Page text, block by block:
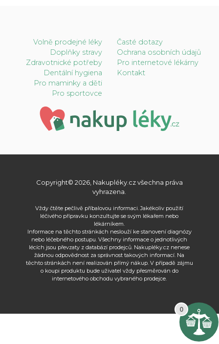
Volně prodejné léky
Doplňky stravy
Zdravotnické potřeby
Dentální hygiena
Pro maminky a děti
Pro sportovce
Časté dotazy
Ochrana osobních údajů
Pro internetové lékárny
Kontakt
Copyright© 2026, Nakupléky.cz všechna práva
vyhrazena.
Vždy čtěte pečlivě příbalovou informaci. Jakékoliv použití
léčivého přípravku konzultujte se svým lékařem nebo
lékárníkem.
Informace na těchto stránkách neslouží ke stanovení diagnózy
nebo léčebného postupu. Všechny informace o jednotlivých
lécích jsou převzaty z databází prodejců. Nakupléky.cz nenese
žádnou odpovědnost za správnost takových informací. Na
těchto stránkách není realizován přímý nákup. V případě zájmu
o koupi produktu bude uživatel vždy přesměrován do
internetového obchodu vybraného prodejce.
0